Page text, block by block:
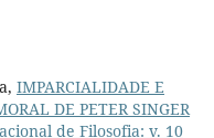
IMPARCIALIDADE E
DE PETER SINGER
de Filosofia: v. 10